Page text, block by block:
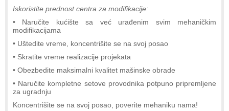
Iskoristite prednost centra za modifikacije:
• Naručite kućište sa već urađenim svim mehaničkim
modifikacijama
• Uštedite vreme, koncentrišite se na svoj posao
• Skratite vreme realizacije projekata
• Obezbedite maksimalni kvalitet mašinske obrade
• Naručite kompletne setove provodnika potpuno pripremljene
za ugradnju
Koncentrišite se na svoj posao, poverite mehaniku nama!